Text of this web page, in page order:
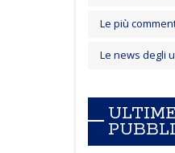
Le più
Le news degli